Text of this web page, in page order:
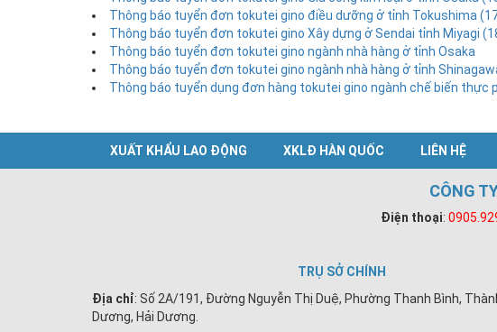
Thông báo tuyển đơn tokutei gino điều dưỡng ở tỉnh Tokushima
Thông báo tuyển đơn tokutei gino Xây dựng ở Sendai tỉnh Miyagi
Thông báo tuyển đơn tokutei gino ngành nhà hàng ở tỉnh Osaka
Thông báo tuyển đơn tokutei gino ngành nhà hàng ở tỉnh
Thông báo tuyển dụng đơn hàng tokutei gino ngành chế biến thực
XUẤT KHẨU LAO ĐỘNG XKLĐ HÀN QUỐC LIÊN HỆ
CÔNG
Điện thoại:
TRỤ SỞ CHÍNH
Địa chỉ: Số 2A/191, Đường Nguyễn Thị Duệ, Phường Thanh Bình,
Dương, Hải Dương.